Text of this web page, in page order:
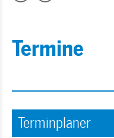
Termine
Terminplaner